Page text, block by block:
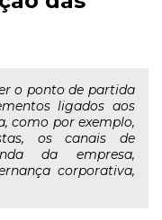
o ponto de partida
ligados aos
como por exemplo,
os canais de
da empresa,
corporativa,